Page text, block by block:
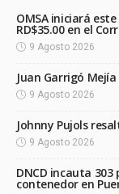
OMSA iniciará
RD$35.00 en el
9 Agosto 2026
Juan Garrigó
9 Agosto 2026
Johnny Pujols
9 Agosto 2026
DNCD incauta
contenedor en